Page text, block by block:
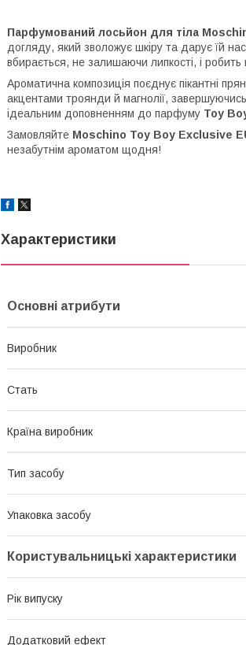
Парфумований лосьйон для тіла
догляду, який зволожує шкіру та дарує їй
вбирається, не залишаючи липкості, і
Ароматична композиція поєднує пікантні
акцентами троянди й магнолії,
ідеальним доповненням до парфуму Toy
Замовляйте Moschino Toy Boy Exclusive
незабутнім ароматом щодня!
Характеристики
Основні атрибути
Виробник
Стать
Країна виробник
Тип засобу
Упаковка засобу
Користувальницькі характеристики
Рік випуску
Додатковий ефект